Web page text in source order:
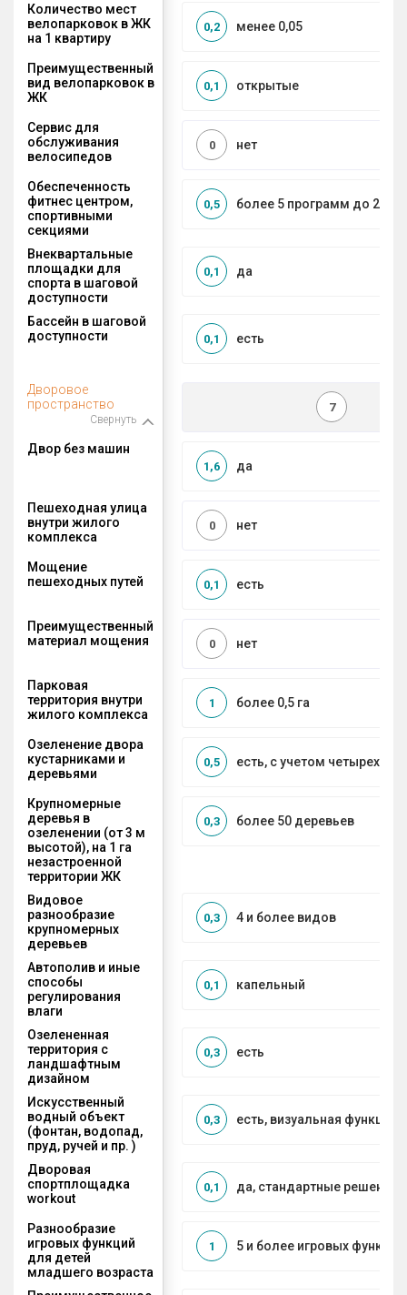
Количество мест
велопарковок в ЖК
на 1 квартиру
менее 0,05
0,2
Преимущественный
вид велопарковок в
ЖК
открытые
0,1
Сервис для
обслуживания
велосипедов
нет
0
Обеспеченность
фитнес центром,
спортивными
секциями
более 5 программ до 2 км
0,5
Внеквартальные
площадки для
спорта в шаговой
доступности
да
0,1
Бассейн в шаговой
доступности
есть
0,1
Дворовое
пространство
Свернуть
7
Двор без машин
да
1,6
Пешеходная улица
внутри жилого
комплекса
нет
0
Мощение
пешеходных путей
есть
0,1
Преимущественный
материал мощения
нет
0
Парковая
территория внутри
жилого комплекса
более 0,5 га
1
Озеленение двора
кустарниками и
деревьями
есть, с учетом четырех
0,5
Крупномерные
деревья в
озеленении (от 3 м
высотой), на 1 га
незастроенной
территории ЖК
более 50 деревьев
0,3
Видовое
разнообразие
крупномерных
деревьев
4 и более видов
0,3
Автополив и иные
способы
регулирования
влаги
капельный
0,1
Озелененная
территория с
ландшафтным
дизайном
есть
0,3
Искусственный
водный объект
(фонтан, водопад,
пруд, ручей и пр. )
есть, визуальная функция
0,3
Дворовая
спортплощадка
workout
да, стандартные решения
0,1
Разнообразие
игровых функций
для детей
младшего возраста
5 и более игровых функций
1